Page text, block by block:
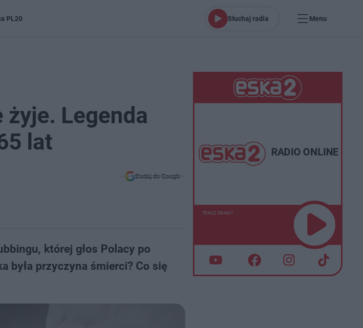
PL20 Słuchaj radia Menu
Legenda
lat
Dodaj do Google
której głos Polacy po
była przyczyna śmierci? Co się
RADIO ONLINE
TERAZ GRAMY